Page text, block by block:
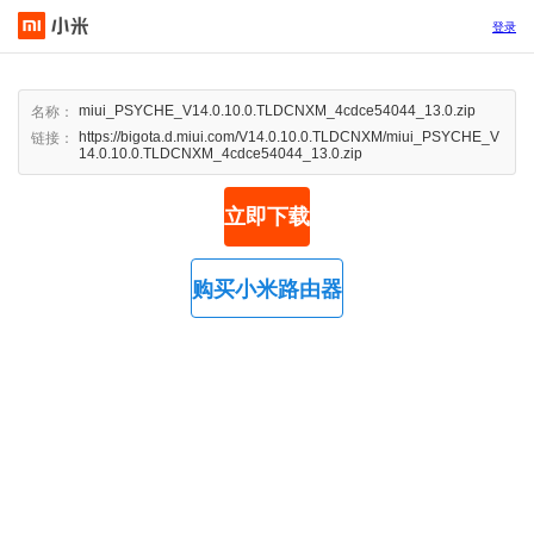
登录
名称：
miui_PSYCHE_V14.0.10.0.TLDCNXM_4cdce54044_13.0.zip
链接：
https://bigota.d.miui.com/V14.0.10.0.TLDCNXM/miui_PSYCHE_V
14.0.10.0.TLDCNXM_4cdce54044_13.0.zip
立即下载
购买小米路由器